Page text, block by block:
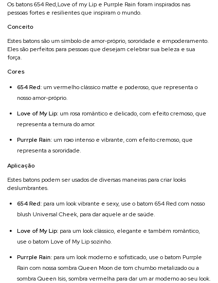
Os batons 654 Red,Love of my Lip e Purrple Rain foram inspirados nas
pessoas fortes e resilientes que inspiram o mundo.
Conceito
Estes batons são um símbolo de amor-próprio, sororidade e empoderamento.
Eles são perfeitos para pessoas que desejam celebrar sua beleza e sua
força.
Cores
654 Red: um vermelho clássico matte e poderoso, que representa o
nosso amor-próprio.
Love of My Lip: um rosa romântico e delicado, com efeito cremoso, que
representa a ternura do amor.
Purrple Rain: um roxo intenso e vibrante, com efeito cremoso, que
representa a sororidade.
Aplicação
Estes batons podem ser usados de diversas maneiras para criar looks
deslumbrantes.
654 Red: para um look vibrante e sexy, use o batom 654 Red com nosso
blush Universal Cheek, para dar aquele ar de saúde.
Love of My Lip: para um look clássico, elegante e também romântico,
use o batom Love of My Lip sozinho.
Purrple Rain: para um look moderno e sofisticado, use o batom Purrple
Rain com nossa sombra Queen Moon de tom chumbo metalizado ou a
sombra Queen Isis, sombra vermelha para dar um ar moderno ao seu look.